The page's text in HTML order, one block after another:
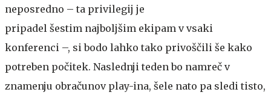
neposredno – ta privilegij je
pripadel šestim najboljšim ekipam v vsaki
konferenci –, si bodo lahko tako privoščili še kako
potreben počitek. Naslednji teden bo namreč v
znamenju obračunov play-ina, šele nato pa sledi tisto,